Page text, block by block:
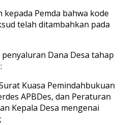
Pemda bahwa kode
telah ditambahkan pada
Dana Desa tahap
Kuasa Pemindahbukuan
APBDes, dan Peraturan
Kepala Desa mengenai